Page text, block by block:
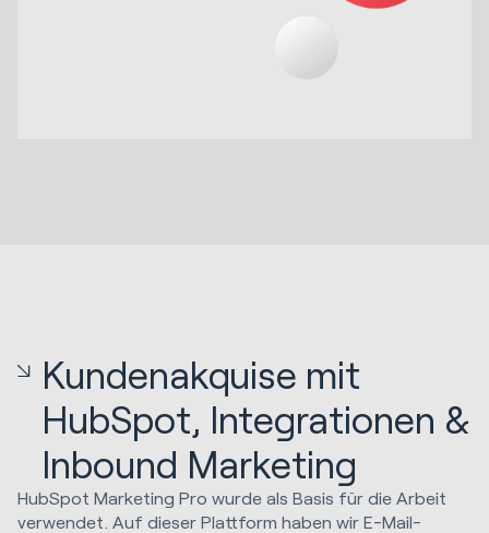
Kundenakquise mit
HubSpot, Integrationen &
Inbound Marketing
HubSpot Marketing Pro wurde als Basis für die Arbeit
verwendet. Auf dieser Plattform haben wir E-Mail-